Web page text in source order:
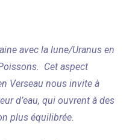
avec la lune/Uranus en
Cet aspect
Verseau nous invite à
d’eau, qui ouvrent à des
plus équilibrée.